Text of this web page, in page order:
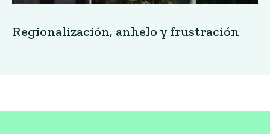
Regionalización, anhelo y frustración